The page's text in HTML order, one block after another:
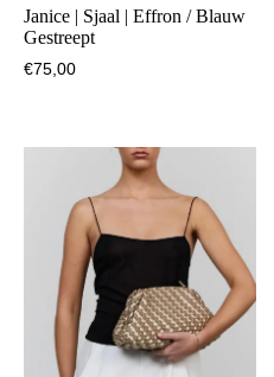
Janice | Sjaal | Effron / Blauw
Gestreept
€75,00